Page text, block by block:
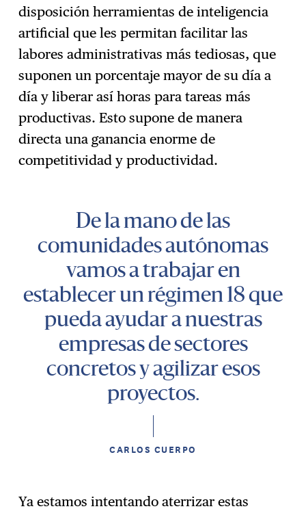
disposición herramientas de inteligencia
artificial que les permitan facilitar las
labores administrativas más tediosas, que
suponen un porcentaje mayor de su día a
día y liberar así horas para tareas más
productivas. Esto supone de manera
directa una ganancia enorme de
competitividad y productividad.
De la mano de las
comunidades autónomas
vamos a trabajar en
establecer un régimen 18 que
pueda ayudar a nuestras
empresas de sectores
concretos y agilizar esos
proyectos.
CARLOS CUERPO
Ya estamos intentando aterrizar estas